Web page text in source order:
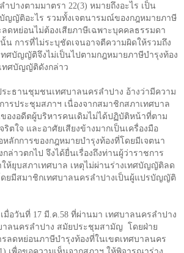
ำปางตามมาตรา 22(3) หมายถึงอะไร เป็น
ญัติอะไร รวมทั้งเจตนารมณ์ของกฎหมายภาษี
ดหย่อนไม่ต้องเสียภาษีเฉพาะบุคคลธรรมดา
น การที่ไม่ระบุชัดเจนอาจตีความผิดให้รวมถึง
ศบัญญัติจึงไม่เป็นไปตามกฎหมายภาษีบำรุงท้อง
ทศบัญญัติดังกล่าว
ระธานชุมชนเทศบาลนครลำปาง อ้างว่ามีความ
รประชุมสภาฯ เนื่องจากสมาชิกสภาเทศบาล
ของอดีตผู้บริหารคนเดิมไม่ได้ปฏิบัติหน้าที่ตาม
ตใจ และอาศัยเสียงข้างมากเป็นเครื่องมือ
ลักการของกฎหมายบำรุงท้องที่โดยมีเจตนา
ล่าวตกไป จึงได้ยื่นเรื่องถึงท่านผู้ว่าราชการ
ห้ยุบสภาเทศบาล เหตุไม่ผ่านร่างเทศบัญญัติลด
ยมีสมาชิกเทศบาลนครลำปางเป็นผู้แปรบัญญัติ
มื่อวันที่ 17 มี.ค. 58 ที่ผ่านมา เทศบาลนครลำปาง
าลนครลำปาง สมัยประชุมสามัญ
โดยฝ่าย
ลดหย่อนภาษีบำรุงท้องที่ในเขตเทศบาลนคร